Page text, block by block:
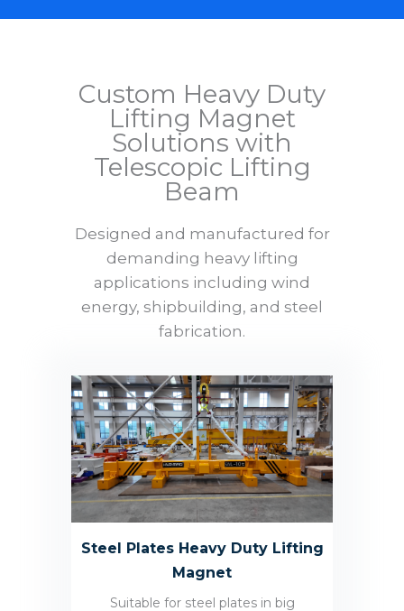
Custom Heavy Duty
Lifting Magnet
Solutions with
Telescopic Lifting
Beam
Designed and manufactured for
demanding heavy lifting
applications including wind
energy, shipbuilding, and steel
fabrication.
Steel Plates Heavy Duty Lifting
Magnet
Suitable for steel plates in big